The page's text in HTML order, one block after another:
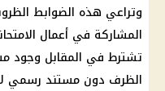
وتراعي هذه الضوابط
المشاركة في أعمال
تشترط في المقابل وجود
الظرف دون مستند رسمي لا